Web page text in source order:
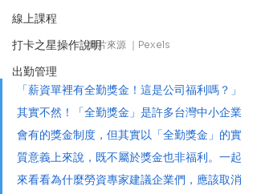
線上課程
打卡之星操作說明
出勤管理
圖片來源 ｜Pexels
「薪資單裡有全勤獎金！這是公司福利嗎？」
其實不然！「全勤獎金」是許多台灣中小企業
會有的獎金制度，但其實以「全勤獎金」的實
質意義上來說，既不屬於獎金也非福利。一起
來看看為什麼勞資專家建議企業們，應該取消